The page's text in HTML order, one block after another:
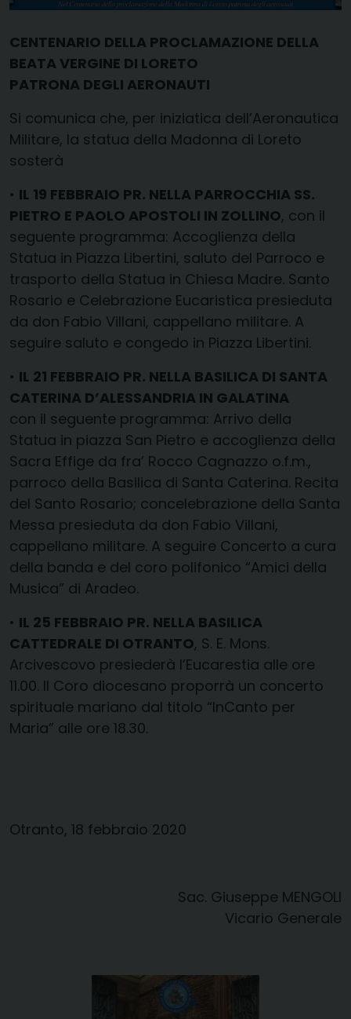
CENTENARIO DELLA PROCLAMAZIONE DELLA
BEATA VERGINE DI LORETO
PATRONA DEGLI AERONAUTI
Si comunica che, per iniziatica dell’Aeronautica
Militare, la statua della Madonna di Loreto
sosterà
• IL 19 FEBBRAIO PR. NELLA PARROCCHIA SS.
PIETRO E PAOLO APOSTOLI IN ZOLLINO, con il
seguente programma: Accoglienza della
Statua in Piazza Libertini, saluto del Parroco e
trasporto della Statua in Chiesa Madre. Santo
Rosario e Celebrazione Eucaristica presieduta
da don Fabio Villani, cappellano militare. A
seguire saluto e congedo in Piazza Libertini.
• IL 21 FEBBRAIO PR. NELLA BASILICA DI SANTA
CATERINA D’ALESSANDRIA IN GALATINA
con il seguente programma: Arrivo della
Statua in piazza San Pietro e accoglienza della
Sacra Effige da fra’ Rocco Cagnazzo o.f.m.,
parroco della Basilica di Santa Caterina. Recita
del Santo Rosario; concelebrazione della Santa
Messa presieduta da don Fabio Villani,
cappellano militare. A seguire Concerto a cura
della banda e del coro polifonico “Amici della
Musica” di Aradeo.
• IL 25 FEBBRAIO PR. NELLA BASILICA
CATTEDRALE DI OTRANTO, S. E. Mons.
Arcivescovo presiederà l’Eucarestia alle ore
11.00. Il Coro diocesano proporrà un concerto
spirituale mariano dal titolo “InCanto per
Maria” alle ore 18.30.
Otranto, 18 febbraio 2020
Sac. Giuseppe MENGOLI
Vicario Generale